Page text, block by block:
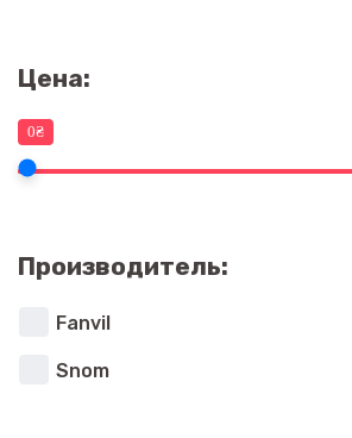
Цена:
0₴
Производитель:
Fanvil
Snom